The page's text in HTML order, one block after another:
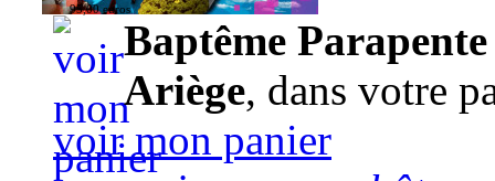
95,00 euros
Baptême
Ariège, dans votre
voir mon panier